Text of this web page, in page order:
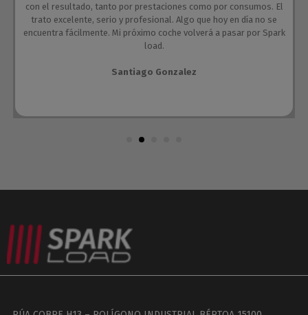
con el resultado, tanto por prestaciones como por consumos. El
trato excelente, serio y profesional. Algo que hoy en día no se
encuentra fácilmente. Mi próximo coche volverá a pasar por Spark
load.
Santiago Gonzalez